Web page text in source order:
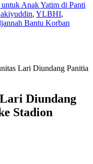
Anak Yatim di Panti
, YLBHI,
Bantu Korban
Lari Diundang Panitia
Diundang
Stadion